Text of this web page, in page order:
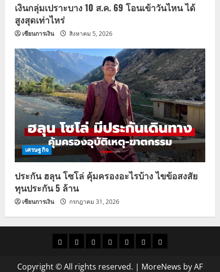
เงินกลุ่มเปราะบาง 10 ส.ค. 69 โอนเข้าวันไหน ได้
สูงสุดเท่าไหร่
เซียนการเงิน สิงหาคม 5, 2026
เศรษฐกิจ
ประกัน ฮลุน โซโล่ คุ้มครองอะไรบ้าง ไขข้อสงสัย
ทุนประกัน 5 ล้าน
เซียนการเงิน กรกฎาคม 31, 2026
ราคาแนว
ราคา
ข่าว
นี้
ข่าว
ดูด
ที่
ผู้ชาย
Copyright © All rights reserved. | MoreNews by AF